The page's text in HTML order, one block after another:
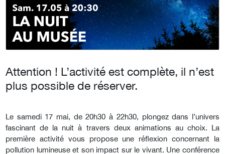
Attention ! L’activité est complète, il n’est
plus possible de réserver.
Le samedi 17 mai, de 20h30 à 22h30, plongez dans l’univers
fascinant de la nuit à travers deux animations au choix. La
première activité vous propose une réflexion concernant la
pollution lumineuse et son impact sur le vivant. Une conférence